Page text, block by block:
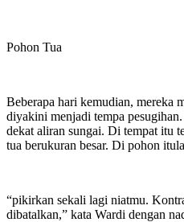
Pohon Tua
Beberapa hari kemudian, mereka
diyakini menjadi tempa
dekat aliran sungai. Di tempat itu
tua berukuran besar. Di pohon
“pikirkan sekali lagi niatmu.
dibatalkan,” kata Wardi dengan